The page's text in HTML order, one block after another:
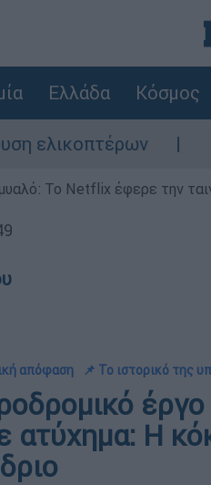
Ελλάδα Κόσμος
Μπαράζ
Το Netflix έφερε την
απόφαση 📌 Το ιστορικό της
ατύχημα: Η